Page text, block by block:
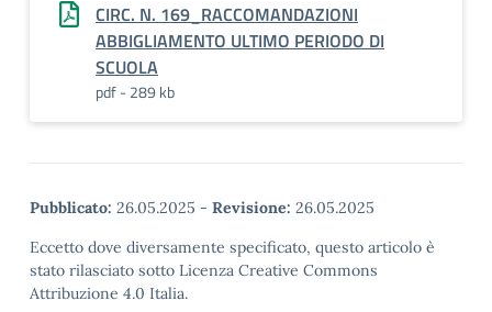
CIRC. N. 169_RACCOMANDAZIONI
ABBIGLIAMENTO ULTIMO PERIODO DI
SCUOLA
pdf - 289 kb
Pubblicato: 26.05.2025 - Revisione: 26.05.2025
Eccetto dove diversamente specificato, questo articolo è
stato rilasciato sotto Licenza Creative Commons
Attribuzione 4.0 Italia.